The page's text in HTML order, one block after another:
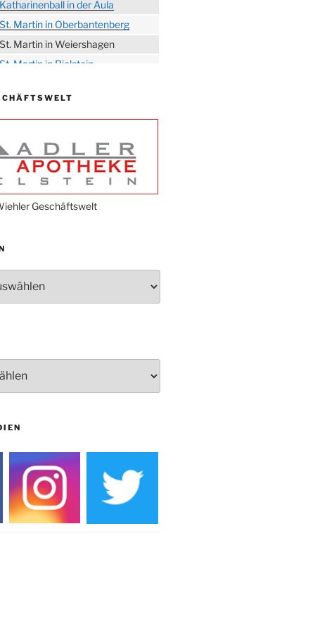
Katharinenball in der Aula
St. Martin in Oberbantenberg
St. Martin in Weiershagen
St. Martin in Bielstein
der Tollitäten
Bielsteiner Männerchor
am Ehrenmal
an der
Kirche
Frauenchor
Oberbantenberg
im Ev. Gemeindehaus
Burghaus
rund um die
Geschäftswelt